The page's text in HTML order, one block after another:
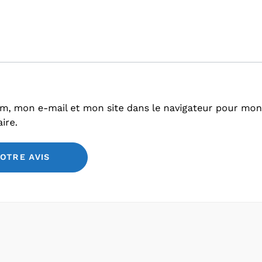
mon e-mail et mon site dans le navigateur pour mon